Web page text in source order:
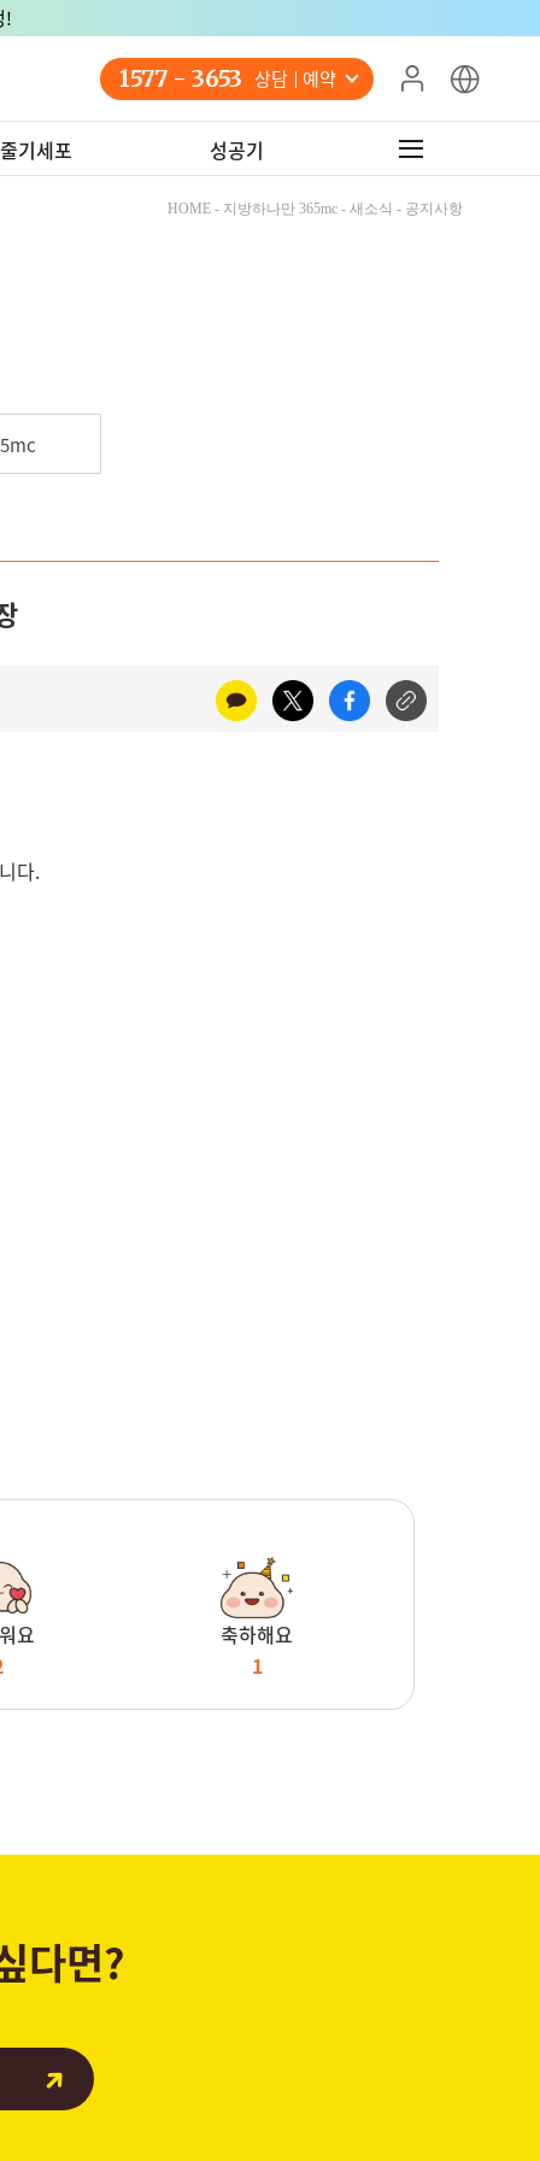
!
1577 - 3653 상담 예약
기세포 성공기
HOME - 지방하나만 365mc - 새소식 - 공지사항
다.
요
축하해요
1
다면?